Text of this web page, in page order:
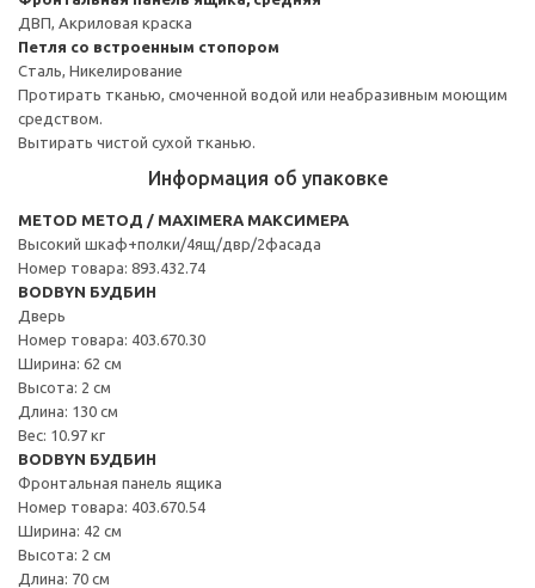
ДВП, Акриловая краска
Петля со встроенным стопором
Сталь, Никелирование
Протирать тканью, смоченной водой или неабразивным моющим
средством.
Вытирать чистой сухой тканью.
Информация об упаковке
METOD МЕТОД / MAXIMERA МАКСИМЕРА
Высокий шкаф+полки/4ящ/двр/2фасада
Номер товара: 893.432.74
BODBYN БУДБИН
Дверь
Номер товара: 403.670.30
Ширина: 62 см
Высота: 2 см
Длина: 130 см
Вес: 10.97 кг
BODBYN БУДБИН
Фронтальная панель ящика
Номер товара: 403.670.54
Ширина: 42 см
Высота: 2 см
Длина: 70 см